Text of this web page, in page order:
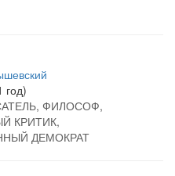
год)
ФИЛОСОФ,
КРИТИК,
ДЕМОКРАТ